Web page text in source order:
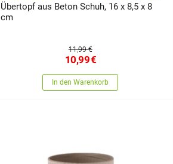
Übertopf aus Beton Schuh, 16 x 8,5 x 8
cm
11,99 €
10,99€
In den Warenkorb